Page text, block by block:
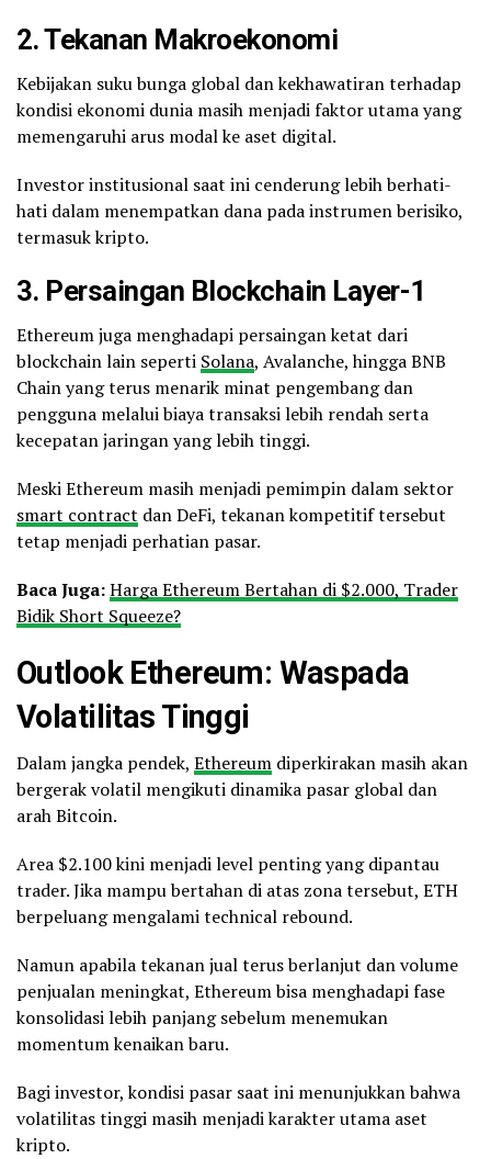
2. Tekanan Makroekonomi
Kebijakan suku bunga global dan kekhawatiran terhadap
kondisi ekonomi dunia masih menjadi faktor utama yang
memengaruhi arus modal ke aset digital.
Investor institusional saat ini cenderung lebih berhati-
hati dalam menempatkan dana pada instrumen berisiko,
termasuk kripto.
3. Persaingan Blockchain Layer-1
Ethereum juga menghadapi persaingan ketat dari
blockchain lain seperti Solana, Avalanche, hingga BNB
Chain yang terus menarik minat pengembang dan
pengguna melalui biaya transaksi lebih rendah serta
kecepatan jaringan yang lebih tinggi.
Meski Ethereum masih menjadi pemimpin dalam sektor
smart contract dan DeFi, tekanan kompetitif tersebut
tetap menjadi perhatian pasar.
Baca Juga:Harga Ethereum Bertahan di $2.000, Trader
Bidik Short Squeeze?
Outlook Ethereum: Waspada
Volatilitas Tinggi
Dalam jangka pendek, Ethereum diperkirakan masih akan
bergerak volatil mengikuti dinamika pasar global dan
arah Bitcoin.
Area $2.100 kini menjadi level penting yang dipantau
trader. Jika mampu bertahan di atas zona tersebut, ETH
berpeluang mengalami technical rebound.
Namun apabila tekanan jual terus berlanjut dan volume
penjualan meningkat, Ethereum bisa menghadapi fase
konsolidasi lebih panjang sebelum menemukan
momentum kenaikan baru.
Bagi investor, kondisi pasar saat ini menunjukkan bahwa
volatilitas tinggi masih menjadi karakter utama aset
kripto.